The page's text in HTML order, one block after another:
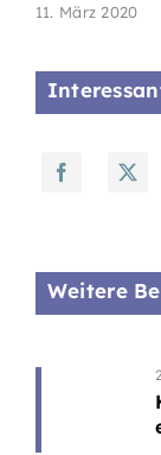
11. März 2020
Weitere